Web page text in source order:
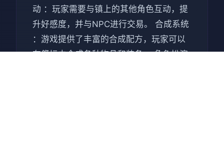
动 ：玩家需要与镇上的其他角色互动，提
升好感度，并与NPC进行交易。 合成系统
：游戏提供了丰富的合成配方，玩家可以
在祭坛中合成各种物品和装备。 角色扮演